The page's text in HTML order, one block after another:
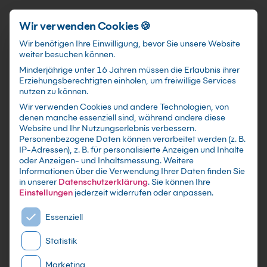
Schnellzugriff
DP-100 Kurs: Entwerfen
und Implementieren einer
Data Scientist Lösung
unter Azure (DP-100T01-
A)
mit Zertifikat - Kurse zu festen Terminen sowie
individuelle Firmen -und Inhouse-Schulungen
nach Maß - Live Online oder in Präsenz lernen -
Wir verwenden Cookies 🍪
Wir benötigen Ihre Einwilligung, bevor Sie unsere Website
weiter besuchen können.
Minderjährige unter 16 Jahren müssen die Erlaubnis ihrer
Erziehungsberechtigten einholen, um freiwillige Services
nutzen zu können.
Wir verwenden Cookies und andere Technologien, von
denen manche essenziell sind, während andere diese
Website und Ihr Nutzungserlebnis verbessern.
Personenbezogene Daten können verarbeitet werden (z. B.
IP-Adressen), z. B. für personalisierte Anzeigen und Inhalte
oder Anzeigen- und Inhaltsmessung.Weitere
Informationen über die Verwendung Ihrer Daten finden Sie
in unserer Datenschutzerklärung.Sie können Ihre
Einstellungen jederzeit widerrufen oder anpassen.
Es folgt eine Liste der Service-Gruppen, für die eine
Essenziell
Statistik
Marketing